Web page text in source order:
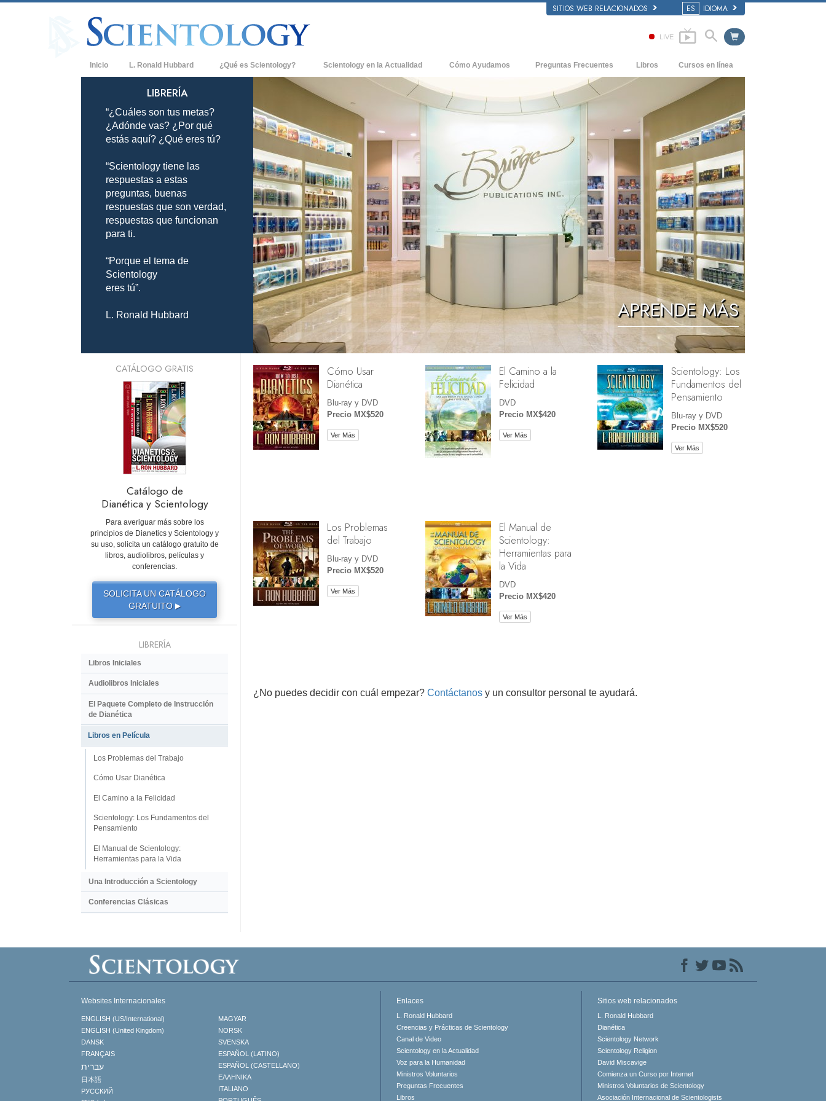
SITIOS WEB RELACIONADOS ES IDIOMA
LIVE
Inicio L. Ronald Hubbard ¿Qué es Scientology?
Credos y Códigos de Scientology
Qué dicen los Scientologists acerca de
Scientology
Conoce a un Scientologist
Dentro de una Iglesia
Los Principios Básicos de Scientology
Una Introducción a Dianética
Amor y Odio: ¿Qué es Grandeza?
Scientology en la Actualidad
Nuevas Iglesias de Scientology
Organizaciones Avanzadas
Base en Tierra de Flag
Freewinds
Llevando Scientology al Mundo
David Miscavige - Líder Eclesiástico de
Scientology
Cómo Ayudamos Preguntas Frecuentes
Antecedentes y principios básicos
Dentro de una Iglesia
La Organización de Scientology
Libros
Audiolibros
Conferencias Introductorias
Películas
Cursos en línea
Cómo Resolver los Conflictos
Las Dinámicas de la Existencia
Los Componentes de la Comprensión
Soluciones para un Entorno Peligroso
Ayudas para Enfermedades y Lesiones
La Integridad y la Honestidad
El Matrimonio
La Escala Tonal Emocional
Respuestas a las Drogas
Herramientas para el Entorno Laboral
La Ética y las Condiciones
La Causa de la Supresión
Investigaciones
Los Fundamentos de la Organización
Los Fundamentos de las Relaciones
Públicas
APRENDE MÁS
LIBRERÍA
“¿Cuáles son tus metas?
¿Adónde vas? ¿Por qué
estás aquí? ¿Qué eres tú?
“Scientology tiene las
respuestas a estas
preguntas, buenas
respuestas que son verdad,
respuestas que funcionan
para ti.
“Porque el tema de
Scientology
eres tú”.
L. Ronald Hubbard
Cómo Usar
Dianética
Blu-ray y DVD
Precio MX$520
Ver Más
El Camino a la
Felicidad
DVD
Precio MX$420
Ver Más
Scientology: Los
Fundamentos del
Pensamiento
Blu-ray y DVD
Precio MX$520
Ver Más
Los Problemas
del Trabajo
Blu-ray y DVD
Precio MX$520
Ver Más
El Manual de
Scientology:
Herramientas para
la Vida
DVD
Precio MX$420
Ver Más
¿No puedes decidir con cuál empezar? Contáctanos y un consultor personal te ayudará.
CATÁLOGO GRATIS
Catálogo de
Dianética y Scientology
Para averiguar más sobre los
principios de Dianetics y Scientology y
su uso, solicita un catálogo gratuito de
libros, audiolibros, películas y
conferencias.
SOLICITA UN CATÁLOGO
GRATUITO ▶
LIBRERÍA
Libros Iniciales
Audiolibros Iniciales
El Paquete Completo de Instrucción
de Dianética
Libros en Película
Los Problemas del Trabajo
Cómo Usar Dianética
El Camino a la Felicidad
Scientology: Los Fundamentos del
Pensamiento
El Manual de Scientology:
Herramientas para la Vida
Una Introducción a Scientology
Conferencias Clásicas
Websites Internacionales
ENGLISH (US/International)
ENGLISH (United Kingdom)
DANSK
FRANÇAIS
עברית
日本語
РУССКИЙ
MAGYAR
NORSK
SVENSKA
ESPAÑOL (LATINO)
ESPAÑOL (CASTELLANO)
ΕΛΛΗΝΙΚA
ITALIANO
Enlaces
L. Ronald Hubbard
Creencias y Prácticas de Scientology
Canal de Video
Scientology en la Actualidad
Voz para la Humanidad
Ministros Voluntarios
Preguntas Frecuentes
Libros
Sitios web relacionados
L. Ronald Hubbard
Dianética
Scientology Network
Scientology Religion
David Miscavige
Comienza un Curso por Internet
Ministros Voluntarios de Scientology
Asociación Internacional de Scientologists